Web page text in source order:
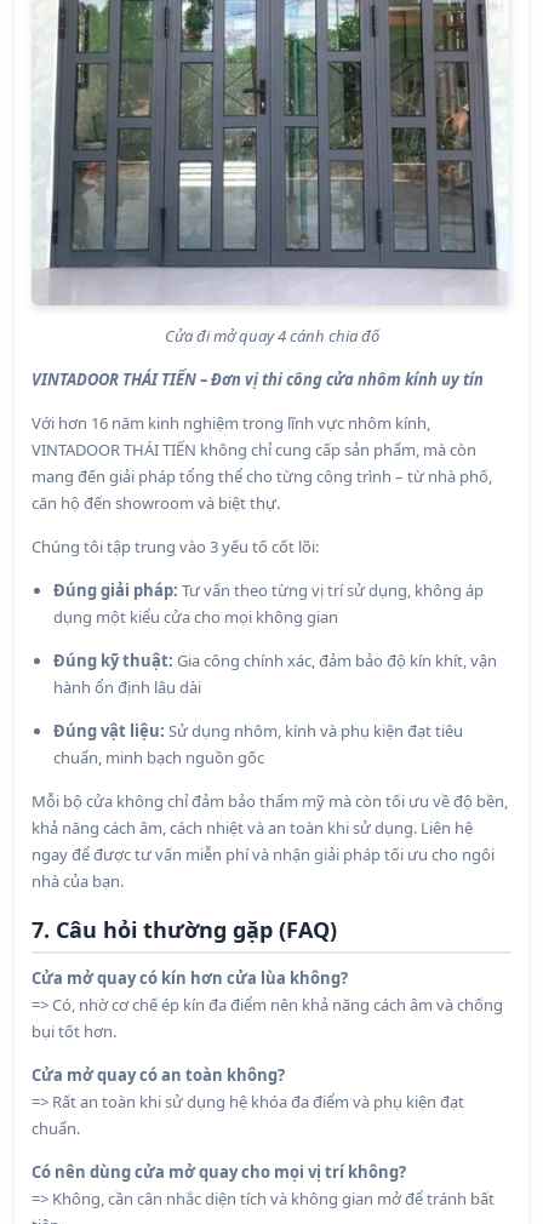
Cửa đi mở quay 4 cánh chia đố
VINTADOOR THÁI TIẾN – Đơn vị thi công cửa nhôm kính uy tín
Với hơn 16 năm kinh nghiệm trong lĩnh vực nhôm kính,
VINTADOOR THÁI TIẾN không chỉ cung cấp sản phẩm, mà còn
mang đến giải pháp tổng thể cho từng công trình – từ nhà phố,
căn hộ đến showroom và biệt thự.
Chúng tôi tập trung vào 3 yếu tố cốt lõi:
Đúng giải pháp: Tư vấn theo từng vị trí sử dụng, không áp
dụng một kiểu cửa cho mọi không gian
Đúng kỹ thuật: Gia công chính xác, đảm bảo độ kín khít, vận
hành ổn định lâu dài
Đúng vật liệu: Sử dụng nhôm, kính và phụ kiện đạt tiêu
chuẩn, minh bạch nguồn gốc
Mỗi bộ cửa không chỉ đảm bảo thẩm mỹ mà còn tối ưu về độ bền,
khả năng cách âm, cách nhiệt và an toàn khi sử dụng. Liên hệ
ngay để được tư vấn miễn phí và nhận giải pháp tối ưu cho ngôi
nhà của bạn.
7. Câu hỏi thường gặp (FAQ)
Cửa mở quay có kín hơn cửa lùa không?
=> Có, nhờ cơ chế ép kín đa điểm nên khả năng cách âm và chống
bụi tốt hơn.
Cửa mở quay có an toàn không?
=> Rất an toàn khi sử dụng hệ khóa đa điểm và phụ kiện đạt
chuẩn.
Có nên dùng cửa mở quay cho mọi vị trí không?
=> Không, cần cân nhắc diện tích và không gian mở để tránh bất